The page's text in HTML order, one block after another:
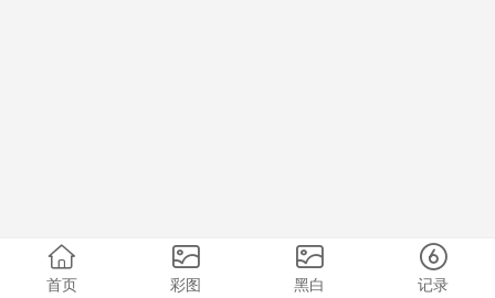
首页 彩图 黑白 记录